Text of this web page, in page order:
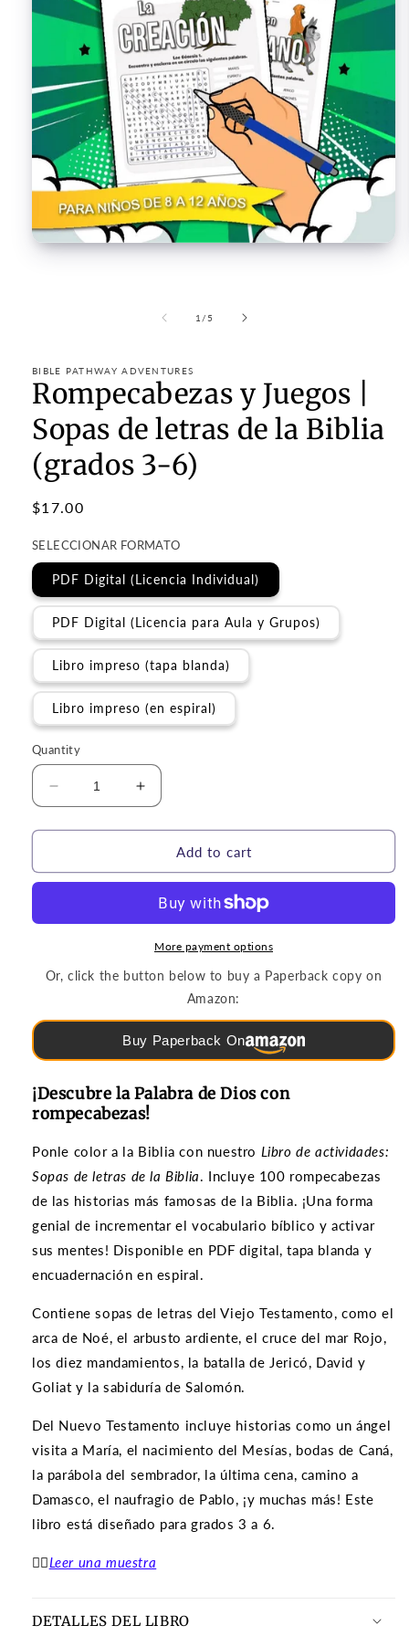
Open
1 /of5
BIBLE PATHWAY ADVENTURES
Rompecabezas y Juegos |
Sopas de letras de la Biblia
(grados 3-6)
Regular
$17.00
SELECCIONAR FORMATO
PDF Digital (Licencia Individual)
PDF Digital (Licencia para Aula y Grupos)
Libro impreso (tapa blanda)
Libro impreso (en espiral)
Quantity
Decrease
quantity
for
y
Sopas
letras
de
Biblia
3-
Increase
quantity
for
Rompecabezas
y
Sopas
de
letras
de
Biblia
(grados
3-
Add to cart
More payment options
Or, click the button below to buy a Paperback copy on
Amazon:
Buy Paperback On
¡Descubre la Palabra de Dios con
rompecabezas!
Ponle color a la Biblia con nuestro Libro de actividades:
Sopas de letras de la Biblia
. Incluye 100 rompecabezas
de las historias más famosas de la Biblia. ¡Una forma
genial de incrementar el vocabulario bíblico y activar
sus mentes! Disponible en PDF digital, tapa blanda y
encuadernación en espiral.
Contiene sopas de letras del Viejo Testamento, como el
arca de Noé, el arbusto ardiente, el cruce del mar Rojo,
los diez mandamientos, la batalla de Jericó, David y
Goliat y la sabiduría de Salomón.
Del Nuevo Testamento incluye historias como un ángel
visita a María, el nacimiento del Mesías, bodas de Caná,
la parábola del sembrador, la última cena, camino a
Damasco, el naufragio de Pablo, ¡y muchas más! Este
libro está diseñado para grados 3 a 6.
👉🏽Leer una muestra
DETALLES DEL LIBRO